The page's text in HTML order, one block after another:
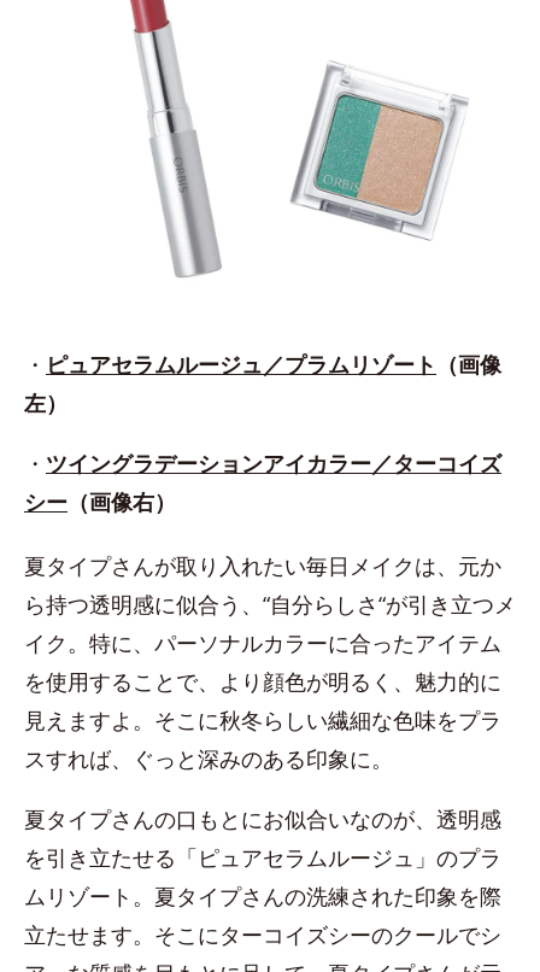
・ ピュアセラムルージュ／プラムリゾート （画像
左）
・ ツイングラデーションアイカラー／ターコイズ
シー （画像右）
夏タイプさんが取り入れたい毎日メイクは、元か
ら持つ透明感に似合う、“自分らしさ“が引き立つメ
イク。特に、パーソナルカラーに合ったアイテム
を使用することで、より顔色が明るく、魅力的に
見えますよ。そこに秋冬らしい繊細な色味をプラ
スすれば、ぐっと深みのある印象に。
夏タイプさんの口もとにお似合いなのが、透明感
を引き立たせる「ピュアセラムルージュ」のプラ
ムリゾート。夏タイプさんの洗練された印象を際
立たせます。そこにターコイズシーのクールでシ